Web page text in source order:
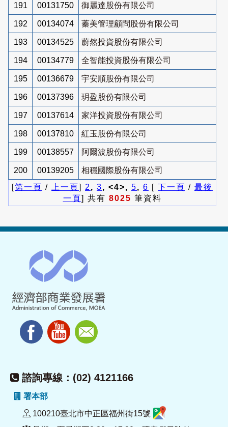
191 00131750 御麗達股份有限公司
192 00134074 蓁美管理顧問股份有限公司
193 00134525 蔚然投資股份有限公司
194 00134779 全智能投資股份有限公司
195 00136679 宇安順股份有限公司
196 00137396 玥盈股份有限公司
197 00137614 家洋投資股份有限公司
198 00137810 紅玉股份有限公司
199 00138557 阿爾波股份有限公司
200 00139205
相穩國際股份有限公司
[第一頁 / 上一頁] 2 , 3, <4>, 5, 6 [ 下一頁 / 最後
一頁] 共有 8025 筆資料
諮詢專線：(02) 4121166
署本部
100210臺北市中正區福州街15號